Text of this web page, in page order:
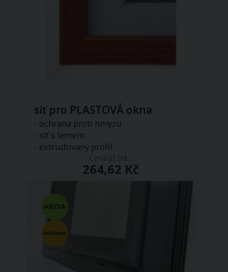
síť pro PLASTOVÁ okna
- ochrana proti hmyzu
- síť s lemem
- extrudovaný profil
Cena již od...
264,62 Kč